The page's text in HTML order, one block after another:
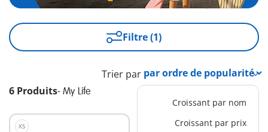
Filtre (1)
6 Produits- My Life
Trier par
Croissant par nom
Croissant par prix
XS